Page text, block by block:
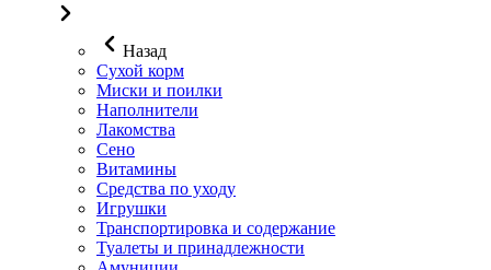
Назад
Сухой корм
Миски и поилки
Наполнители
Лакомства
Сено
Витамины
Средства по уходу
Игрушки
Транспортировка и содержание
Туалеты и принадлежности